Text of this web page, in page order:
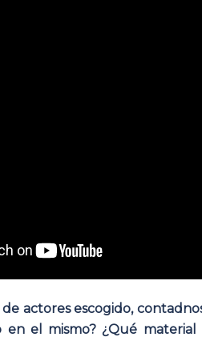
actores escogido,
en el mismo? ¿Qué